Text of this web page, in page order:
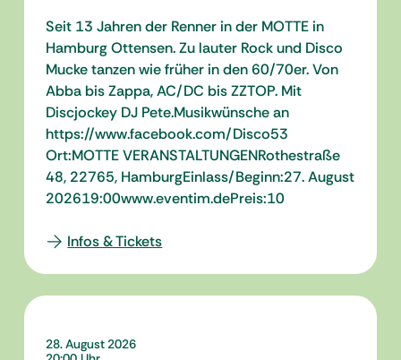
Seit 13 Jahren der Renner in der MOTTE in
Hamburg Ottensen. Zu lauter Rock und Disco
Mucke tanzen wie früher in den 60/70er. Von
Abba bis Zappa, AC/DC bis ZZTOP. Mit
Discjockey DJ Pete.Musikwünsche an
https://www.facebook.com/Disco53
Ort:MOTTE VERANSTALTUNGENRothestraße
48, 22765, HamburgEinlass/Beginn:27. August
202619:00www.eventim.dePreis:10
Infos & Tickets
28. August 2026